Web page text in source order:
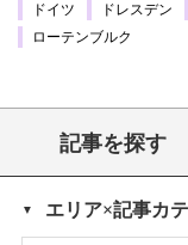
ドイツ ドレスデン
ローテンブルク
記事を探す
エリア×記事カ